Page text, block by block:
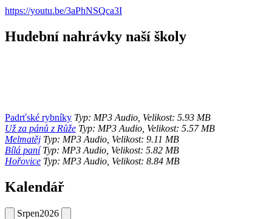
https://youtu.be/3aPhNSQca3I
Hudební nahrávky naší školy
Padrťské rybníky Typ: MP3 Audio, Velikost: 5.93 MB
Už za pánů z Růže Typ: MP3 Audio, Velikost: 5.57 MB
Melmatěj Typ: MP3 Audio, Velikost: 9.11 MB
Bílá paníTyp: MP3 Audio, Velikost: 5.82 MB
Hořovice Typ: MP3 Audio, Velikost: 8.84 MB
Kalendář
Srpen2026